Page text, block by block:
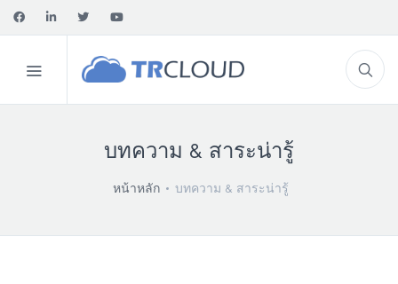
บทความ & สาระน่ารู้
หน้าหลัก บทความ & สาระน่ารู้